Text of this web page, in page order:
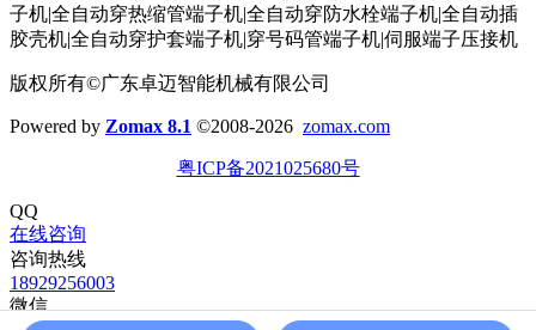
子机|全自动穿热缩管端子机|全自动穿防水栓端子机|全自动插
胶壳机|全自动穿护套端子机|穿号码管端子机|伺服端子压接机
版权所有©广东卓迈智能机械有限公司
Powered by Zomax 8.1 ©2008-2026 zomax.com
粤ICP备2021025680号
QQ
在线咨询
咨询热线
18929256003
微信